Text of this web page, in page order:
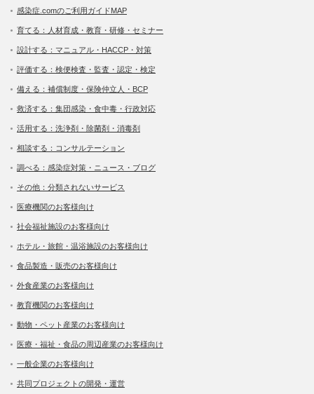
感染症.comのご利用ガイドMAP
育てる：人材育成・教育・研修・セミナー
設計する：マニュアル・HACCP・対策
評価する：検便検査・監査・認定・検定
備える：補償制度・保険仲立人・BCP
救済する：集団感染・食中毒・行政対応
活用する：洗浄剤・除菌剤・消毒剤
相談する：コンサルテーション
調べる：感染症対策・ニュース・ブログ
その他：分類されないサービス
医療機関のお客様向け
社会福祉施設のお客様向け
ホテル・旅館・温浴施設のお客様向け
食品製造・販売のお客様向け
外食産業のお客様向け
教育機関のお客様向け
動物・ペット産業のお客様向け
医療・福祉・食品の周辺産業のお客様向け
一般企業のお客様向け
共同プロジェクトの開発・運営